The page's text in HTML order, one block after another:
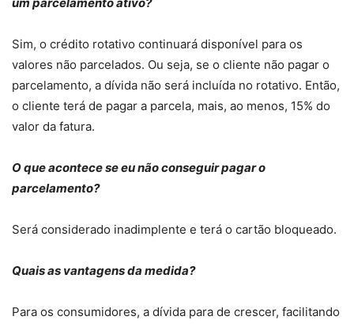
Sim, o crédito rotativo continuará disponível para os
valores não parcelados. Ou seja, se o cliente não pagar o
parcelamento, a dívida não será incluída no rotativo. Então,
o cliente terá de pagar a parcela, mais, ao menos, 15% do
valor da fatura.
O que acontece se eu não conseguir pagar o
parcelamento?
Será considerado inadimplente e terá o cartão bloqueado.
Quais as vantagens da medida?
Para os consumidores, a dívida para de crescer, facilitando